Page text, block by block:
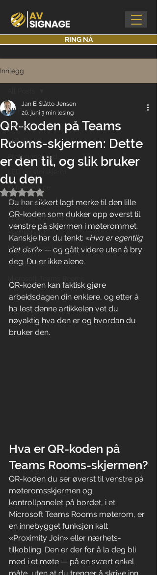
RING NÅ
Innlegg
All Posts
Infoskjerm
Møterom
Profesjonell lyd
Kundeservice
Kompetanse
Priser og finansiering
Vedlikehold
Montering og installasjon
Google Meet
QR-koden på Teams
Rooms-skjermen: Dette
er den til, og slik bruker
du den
Jan E. Slåtto-Jensen
26. juni 3 min lesing
Gitt NaN av 5 stjerner.
Du har sikkert lagt merke til den lille
QR-koden som dukker opp øverst til
venstre på skjermen i møterommet.
Kanskje har du tenkt: «Hva er egentlig
det der?» — og gått videre uten å bry
deg. Du er ikke alene.
QR-koden kan faktisk gjøre
arbeidsdagen din enklere, og etter å
ha lest denne artikkelen vet du
nøyaktig hva den er og hvordan du
bruker den.
Hva er QR-koden på
Teams Rooms-skjermen?
QR-koden du ser øverst til venstre på
møteromsskjermen og
kontrollpanelet på bordet, i et
Microsoft Teams Rooms møterom, er
en innebygget funksjon kalt
«Proximity Join» eller nærhets­
tilkobling. Den er der for å la deg bli
med i et møte — på en svært enkel